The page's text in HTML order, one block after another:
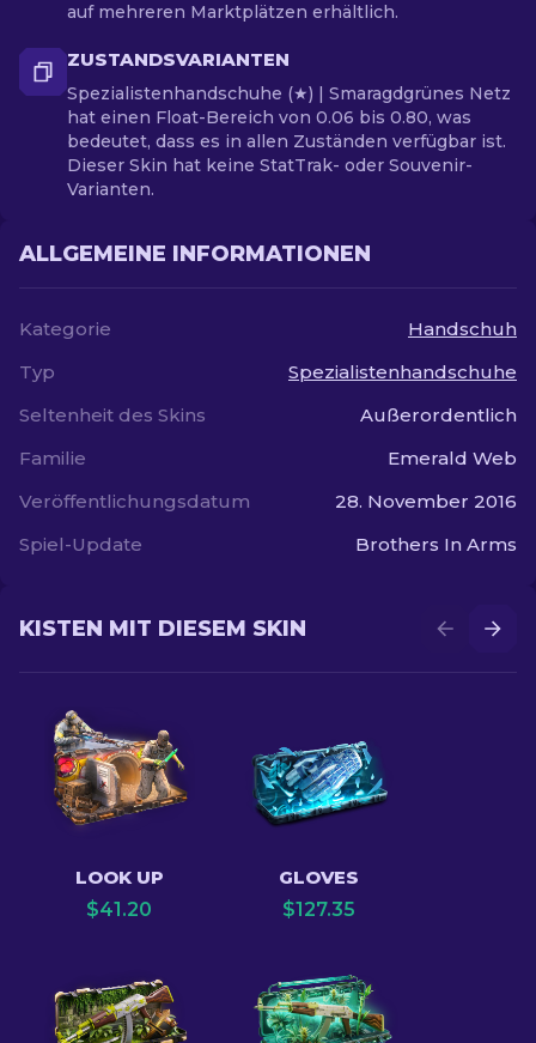
auf mehreren Marktplätzen erhältlich.
ZUSTANDSVARIANTEN
Spezialistenhandschuhe (★) | Smaragdgrünes Netz
hat einen Float-Bereich von 0.06 bis 0.80, was
bedeutet, dass es in allen Zuständen verfügbar ist.
Dieser Skin hat keine StatTrak- oder Souvenir-
Varianten.
ALLGEMEINE INFORMATIONEN
Kategorie
Handschuh
Typ
Spezialistenhandschuhe
Seltenheit des Skins
Außerordentlich
Familie
Emerald Web
Veröffentlichungsdatum
28. November 2016
Spiel-Update
Brothers In Arms
KISTEN MIT DIESEM SKIN
LOOK UP
$41.20
GLOVES
$127.35